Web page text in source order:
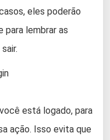
eles poderão
para lembrar as
está logado, para
ação. Isso evita que